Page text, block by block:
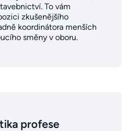
To vám
zkušenějšího
koordinátora menších
směny v oboru.
profese